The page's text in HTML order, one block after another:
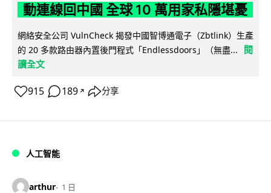
動連線回中國 全球 10 萬用家私隱堪憂
網絡安全公司 VulnCheck 揭發中國智博通電子（Zbtlink）生產
的 20 多款路由器內置後門程式「Endlessdoors」（無盡...
閱
讀全文
915 189 ↗ 分享
人工智能
arthur 1 日